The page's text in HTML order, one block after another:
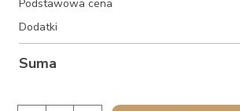
Podstawowa cena
Dodatki
Suma